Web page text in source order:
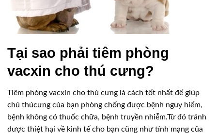
Tại sao phải tiêm phòng
vacxin cho thú cưng?
Tiêm phòng vacxin cho thú cưng là cách tốt nhất để giúp
chú thúcưng của bạn phòng chống được bệnh nguy hiểm,
bệnh không có thuốc chữa, bệnh truyền nhiễm.Từ đó tránh
được thiệt hại về kinh tế cho bạn cũng như tính mạng của